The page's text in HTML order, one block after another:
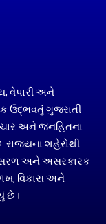
વેપારી અને
ઉદ્ભવતું ગુજરાતી
અને જનહિતના
શહેરોથી
સરળ અને અસરકારક
વિકાસ અને
છે।